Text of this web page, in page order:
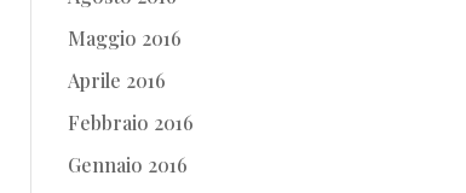
Maggio 2016
Aprile 2016
Febbraio 2016
Gennaio 2016